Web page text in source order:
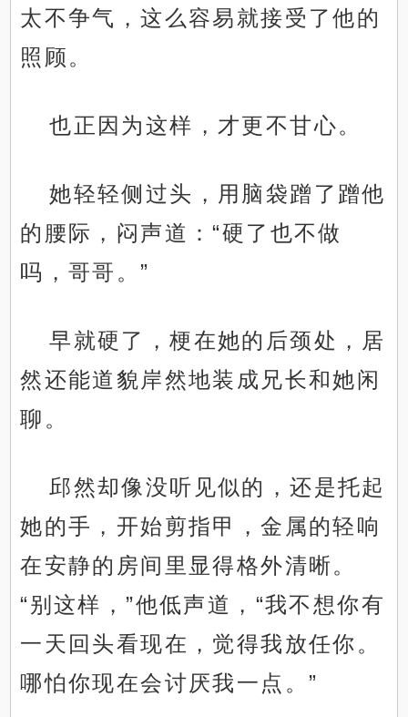
太不争气，这么容易就接受了他的
照顾。
也正因为这样，才更不甘心。
她轻轻侧过头，用脑袋蹭了蹭他
的腰际，闷声道：“硬了也不做
吗，哥哥。”
早就硬了，梗在她的后颈处，居
然还能道貌岸然地装成兄长和她闲
聊。
邱然却像没听见似的，还是托起
她的手，开始剪指甲，金属的轻响
在安静的房间里显得格外清晰。
“别这样，”他低声道，“我不想你有
一天回头看现在，觉得我放任你。
哪怕你现在会讨厌我一点。”